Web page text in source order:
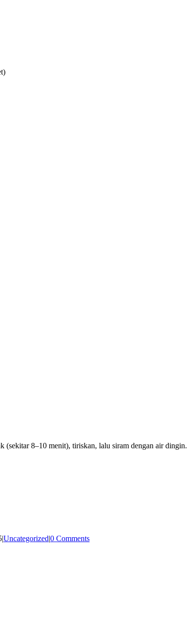
(sekitar 8–10 menit), tiriskan, lalu siram dengan air dingin.
|Uncategorized|0 Comments